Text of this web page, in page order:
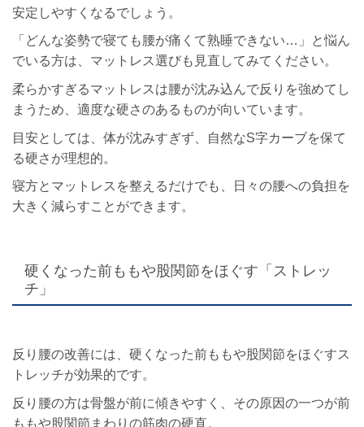
安定しやすくなるでしょう。
「どんな姿勢で寝ても腰が痛くて熟睡できない…」と悩ん
でいる方は、マットレス選びも見直してみてください。
柔らかすぎるマットレスは腰が沈み込んで反りを強めてし
まうため、適度な硬さのあるものが向いています。
目安としては、体が沈みすぎず、自然なS字カーブを保て
る硬さが理想的。
寝方とマットレスを整えるだけでも、日々の腰への負担を
大きく減らすことができます。
硬くなった前ももや股関節をほぐす「ストレッ
チ」
反り腰の改善には、硬くなった前ももや股関節をほぐすス
トレッチが効果的です。
反り腰の方は骨盤が前に傾きやすく、その原因の一つが前
ももや股関節まわりの筋肉の硬直。